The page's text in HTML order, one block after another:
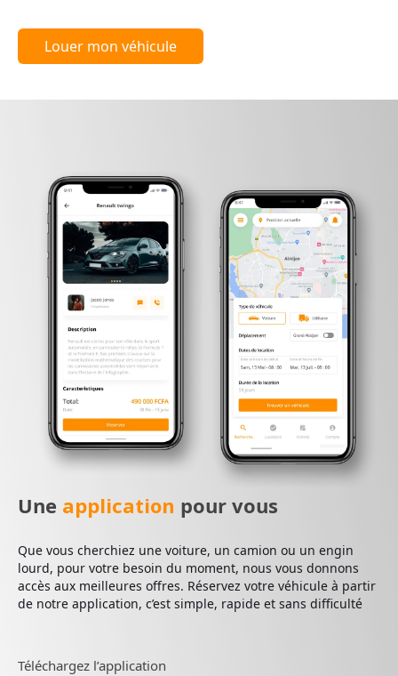
Louer mon véhicule
Une application pour vous
Que vous cherchiez une voiture, un camion ou un engin
lourd, pour votre besoin du moment, nous vous donnons
accès aux meilleures offres. Réservez votre véhicule à partir
de notre application, c’est simple, rapide et sans difficulté
Téléchargez l’application